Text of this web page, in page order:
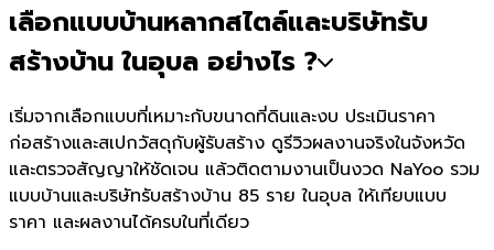
เลือกแบบบ้านหลากสไตล์และบริษัทรับ
สร้างบ้าน ในอุบล อย่างไร ?
เริ่มจากเลือกแบบที่เหมาะกับขนาดที่ดินและงบ ประเมินราคา
ก่อสร้างและสเปกวัสดุกับผู้รับสร้าง ดูรีวิวผลงานจริงในจังหวัด
และตรวจสัญญาให้ชัดเจน แล้วติดตามงานเป็นงวด NaYoo รวม
แบบบ้านและบริษัทรับสร้างบ้าน 85 ราย ในอุบล ให้เทียบแบบ
ราคา และผลงานได้ครบในที่เดียว